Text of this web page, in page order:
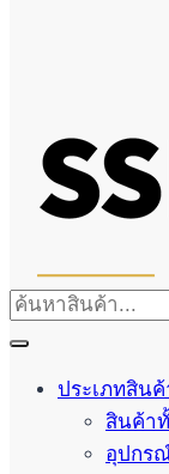
ประเภทสินค้
สินค้า
อุปกร